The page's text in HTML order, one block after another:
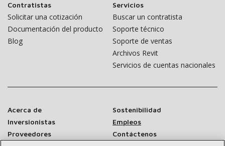
Contratistas
Solicitar una cotización
Documentación del producto
Blog
Servicios
Buscar un contratista
Soporte técnico
Soporte de ventas
Archivos Revit
Servicios de cuentas nacionales
Acerca de
Sostenibilidad
Inversionistas
Empleos
Proveedores
Contáctenos